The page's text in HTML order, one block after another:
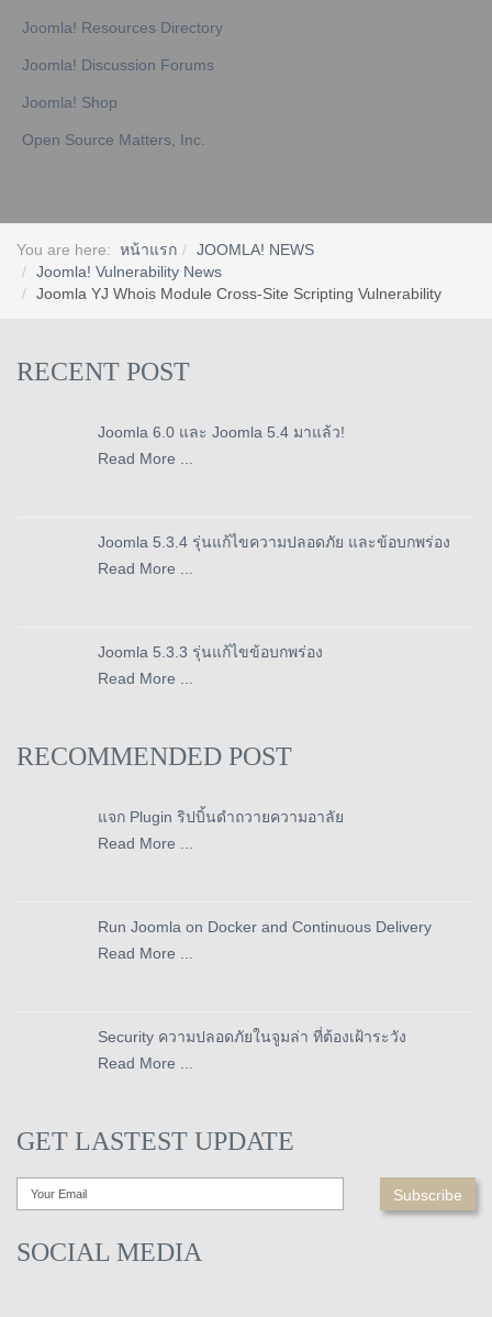
Joomla! Resources Directory
Joomla! Discussion Forums
Joomla! Shop
Open Source Matters, Inc.
You are here: หน้าแรก
JOOMLA! NEWS
Joomla! Vulnerability News
Joomla YJ Whois Module Cross-Site Scripting Vulnerability
RECENT POST
Joomla 6.0 และ Joomla 5.4 มาแล้ว!
Read More ...
Joomla 5.3.4 รุ่นแก้ไขความปลอดภัย และข้อบกพร่อง
Read More ...
Joomla 5.3.3 รุ่นแก้ไขข้อบกพร่อง
Read More ...
RECOMMENDED POST
แจก Plugin ริปบิ้นดำถวายความอาลัย
Read More ...
Run Joomla on Docker and Continuous Delivery
Read More ...
Security ความปลอดภัยในจูมล่า ที่ต้องเฝ้าระวัง
Read More ...
GET LASTEST UPDATE
SOCIAL MEDIA